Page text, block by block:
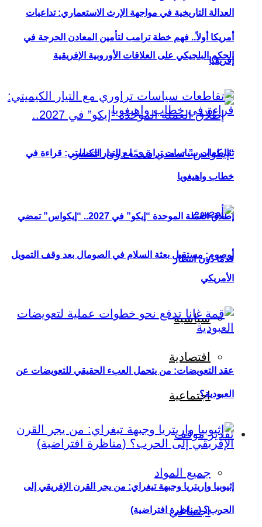
العدالة التاريخية في مواجهة الإرث الاستعماري: تداعيات
الحكم البلجيكي على العلاقات الأوروبية الإفريقية
إطلاق العملة الموحدة “إيكو” في 2027.. “إيكواس” تمضي
قدمًا دون انتظار
سياسية
اقتصادية
اجتماعية
تقدير موقف
جميع المواد
اجتماعي
أمريكا أولاً.. فهم خطة ترامب لتأمين المعادن الحرجة في
إفريقيا
تقاطعات سياسات تراوري مع التيار الكيميتي: قراءة في
خطاب واهيغويا
أوصوم: مستقبل بعثة السلام في الصومال بعد وقف التمويل
الأمريكي
عقد التعويضات: من يتحمل العبء الحقيقي للتعويضات عن
العبودية؟
إثيوبيا وإريتريا وجبهة تيغراي: من يجر القرن الإفريقي إلى
الحرب؟ (مناظرة افتراضية)